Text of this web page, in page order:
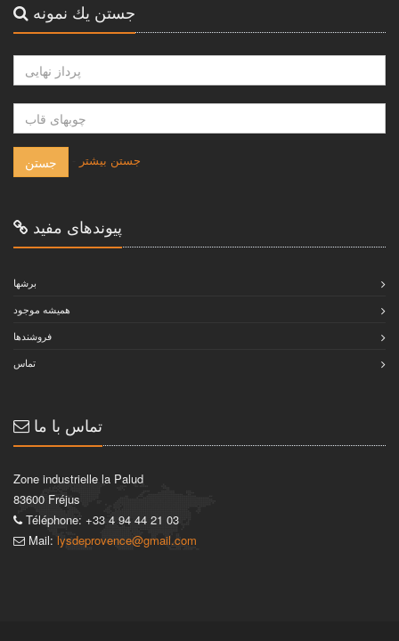
جستن يك نمونه
جستن جستن بيشتر
پيوندهاى مفيد
برشها
هميشه موجود
فروشندها
تماس
تماس با ما
Zone industrielle la Palud
83600 Fréjus
Téléphone: +33 4 94 44 21 03
Mail: lysdeprovence@gmail.com